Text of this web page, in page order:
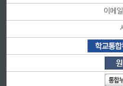
이메